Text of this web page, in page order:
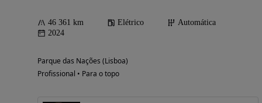
46 361 km Elétrico
Automática
2024
Parque das Nações (Lisboa)
Profissional • Para o topo